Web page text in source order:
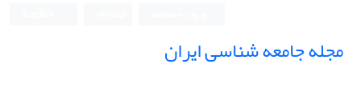
مجله جامعه شناسی ایران